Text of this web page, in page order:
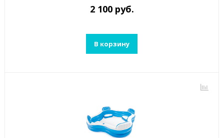
2 100 руб.
В корзину